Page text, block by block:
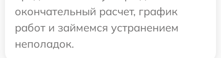
окончательный расчет, график
работ и займемся устранением
неполадок.